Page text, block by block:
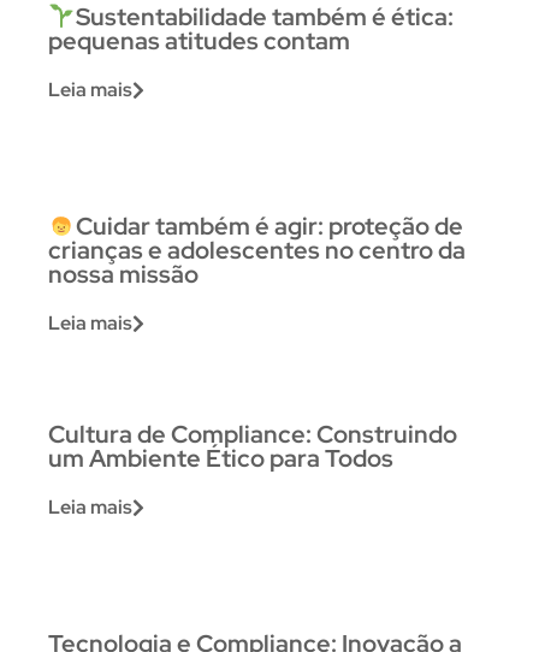
Sustentabilidade também é ética:
pequenas atitudes contam
Leia mais
Cuidar também é agir: proteção de
crianças e adolescentes no centro da
nossa missão
Leia mais
Cultura de Compliance: Construindo
um Ambiente Ético para Todos
Leia mais
Tecnologia e Compliance: Inovação a